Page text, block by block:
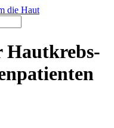
Hautkrebs-